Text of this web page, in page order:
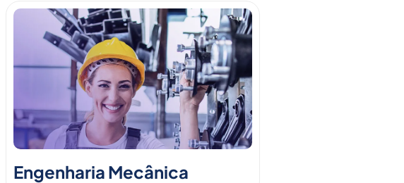
Engenharia Mecânica